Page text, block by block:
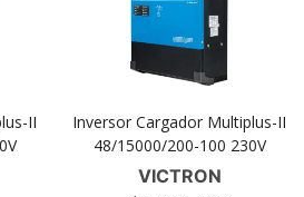
II
Inversor Cargador Multiplus-II
48/15000/200-100 230V
VICTRON